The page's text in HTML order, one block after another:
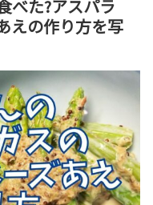
べた?アスパラ
えの作り方を写